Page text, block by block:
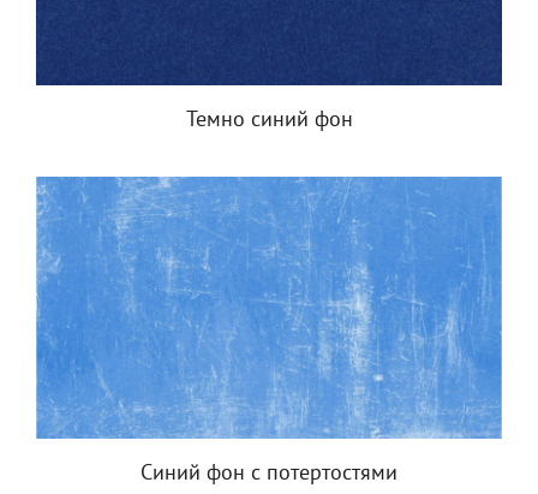
Темно синий фон
Синий фон с потертостями